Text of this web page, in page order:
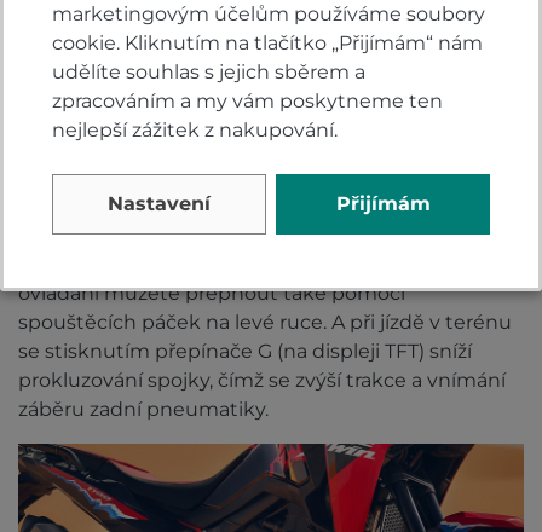
Dvouspojková převodovka (DCT)
Můžete si vybrat motocykl Africa Twin se
šestistupňovou převodovkou DCT, která zaručuje
plynulé automatické řazení nahoru i dolů bez stresu,
skvělé pro jízdu na dlouhé vzdálenosti. Prošla
modernizací, takže působí přirozeně při startu i při
nízkých rychlostech. Nastavitelná od pohodové jízdy
ovládání můžete přepnout také pomocí
spouštěcích páček na levé ruce. A při jízdě v terénu
se stisknutím přepínače G (na displeji TFT) sníží
prokluzování spojky, čímž se zvýší trakce a vnímání
záběru zadní pneumatiky.
marketingovým účelům používáme soubory
cookie. Kliknutím na tlačítko „Přijímám“ nám
udělíte souhlas s jejich sběrem a
zpracováním a my vám poskytneme ten
nejlepší zážitek z nakupování.
Nastavení Přijímám